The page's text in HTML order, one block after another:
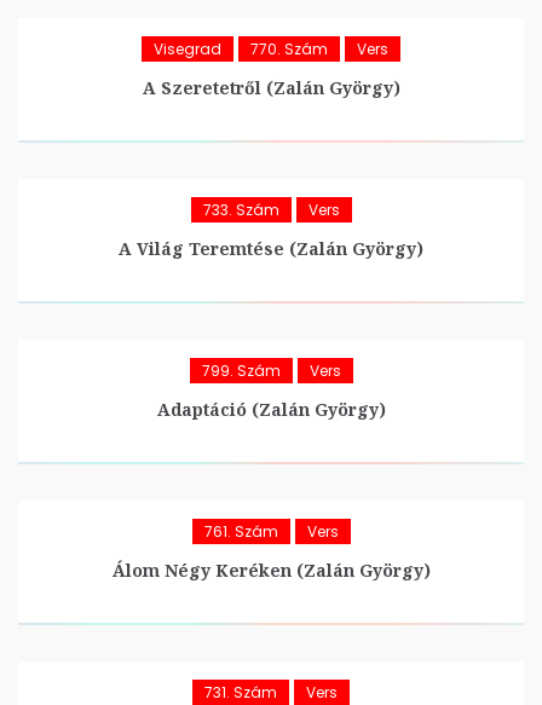
Visegrad 770. Szám Vers
A Szeretetről (Zalán György)
733. Szám Vers
A Világ Teremtése (Zalán György)
799. Szám Vers
Adaptáció (Zalán György)
761. Szám Vers
Álom Négy Keréken (Zalán György)
731. Szám Vers